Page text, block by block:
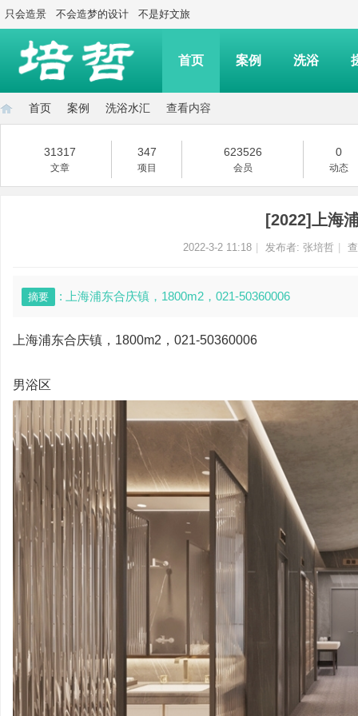
只会造景 不会造梦的设计 不是好文旅
首页 案例 洗浴
首页
›
案例 洗浴水汇
›
查看内容
31317
文章
347
项目
623526
会员
0
动态
[2022]上海
2022-3-2 11:18 发布者: 张培哲
摘要 : 上海浦东合庆镇，1800m2，021-50360006
上海浦东合庆镇，1800m2，021-50360006
男浴区